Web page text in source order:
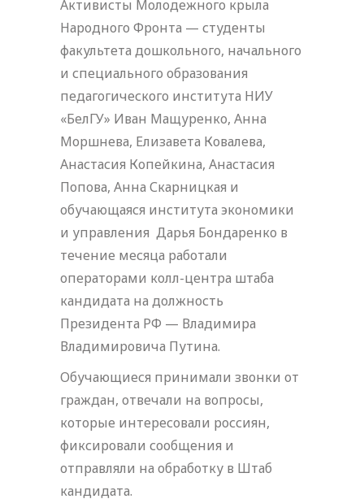
Активисты Молодежного крыла
Народного Фронта — студенты
факультета дошкольного, начального
и специального образования
педагогического института НИУ
«БелГУ» Иван Мащуренко, Анна
Моршнева, Елизавета Ковалева,
Анастасия Копейкина, Анастасия
Попова, Анна Скарницкая и
обучающаяся института экономики
и управления Дарья Бондаренко в
течение месяца работали
операторами колл-центра штаба
кандидата на должность
Президента РФ — Владимира
Владимировича Путина.
Обучающиеся принимали звонки от
граждан, отвечали на вопросы,
которые интересовали россиян,
фиксировали сообщения и
отправляли на обработку в Штаб
кандидата.